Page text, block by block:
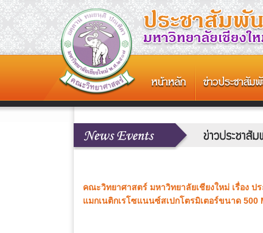
คณะวิทยาศาสตร์ มหาวิทยาลัยเชียงใหม่ เรื่อง ป
แมกเนติกเรโซแนนซ์สเปกโตรมิเตอร์ขนาด 500